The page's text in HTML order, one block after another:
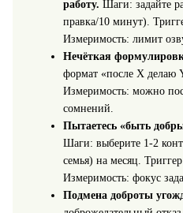
работу. Шаги: задайте
правка/10 минут).
Измеримость: лимит
Нечёткая
формат «после X делаю
Измеримость: можно
сомнений.
Пытаетесь «быть
Шаги: выберите 1-2
семья) на месяц.
Измеримость: фокус
Подмена доброты